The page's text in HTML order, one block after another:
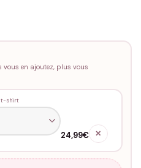
vous en ajoutez, plus vous
t-shirt
24,99€ ✕